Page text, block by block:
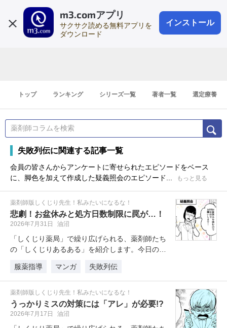
m3.comアプリ
サクサク読める無料アプリを
ダウンロード
インストール
会員登録
登録1分
トップ ランキング シリーズ一覧 著者一覧 選定療養
失敗列伝に関連する記事一覧
会員の皆さんからアンケートに寄せられたエピソードをベース
に、脚色を加えて作成した疑義照会のエピソード...
もっと見る
薬剤師版しくじり先生！私みたいになるな！
悲劇！お盆休みと処方日数制限に罠が…！
2026年7月31日 油沼
「しくじり薬局」で繰り広げられる、薬剤師たち
の「しくじりあるある」を紹介します。今日の主
服薬指導
マンガ 失敗列伝
薬剤師版しくじり先生！私みたいになるな！
うっかりミスの対策には「アレ」が必要!?
2026年7月17日 油沼